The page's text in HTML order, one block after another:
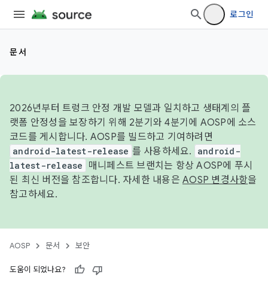
로그인
문서
2026년부터 트렁크 안정 개발 모델과 일치하고 생태계의 플
랫폼 안정성을 보장하기 위해 2분기와 4분기에 AOSP에 소스
코드를 게시합니다. AOSP를 빌드하고 기여하려면
android-latest-release 를 사용하세요.
android-
latest-release
매니페스트 브랜치는 항상 AOSP에 푸시
된 최신 버전을 참조합니다. 자세한 내용은 AOSP 변경사항을
참고하세요.
AOSP 문서 보안
도움이 되었나요?